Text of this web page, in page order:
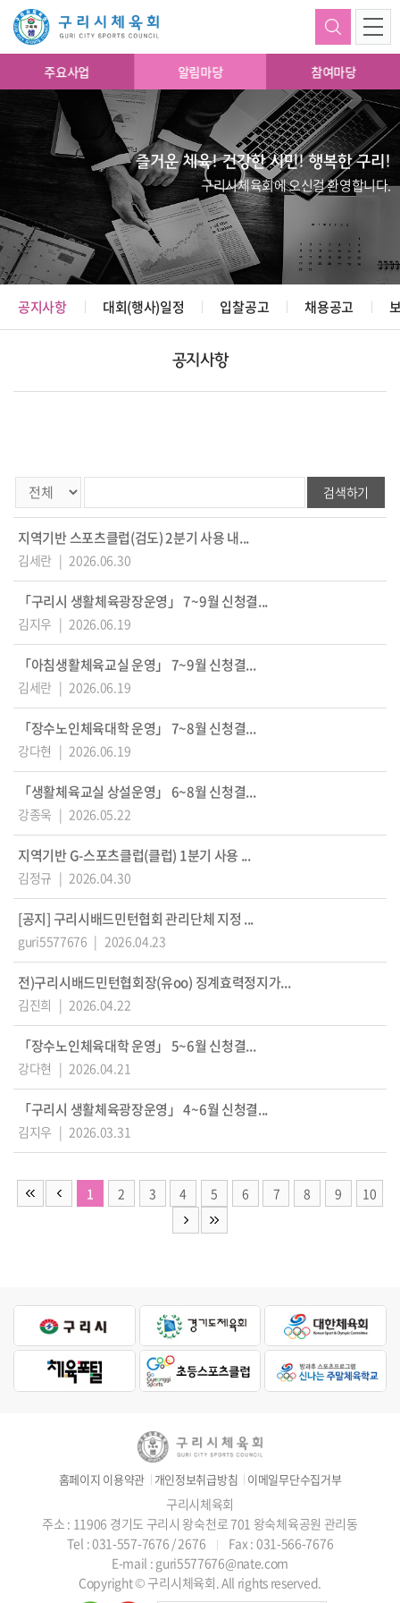
주요사업 알림마당 참여마당
즐거운 체육! 건강한 시민! 행복한 구리!
구리시체육회에 오신걸 환영합니다.
공지사항 대회(행사)일정 입찰공고 채용공고
공지사항
검색하기
지역기반 스포츠클럽(검도) 2분기 사용 내...
김세란 | 2026.06.30
「구리시 생활체육광장운영」 7~9월 신청결...
김지우 | 2026.06.19
「아침생활체육교실 운영」 7~9월 신청결...
김세란 | 2026.06.19
「장수노인체육대학 운영」 7~8월 신청결...
강다현 | 2026.06.19
「생활체육교실 상설운영」 6~8월 신청결...
강종욱 | 2026.05.22
지역기반 G-스포츠클럽(클럽) 1분기 사용 ...
김정규 | 2026.04.30
[공지] 구리시배드민턴협회 관리단체 지정 ...
guri5577676 | 2026.04.23
전)구리시배드민턴협회장(유oo) 징계효력정지가...
김진희 | 2026.04.22
「장수노인체육대학 운영」 5~6월 신청결...
강다현 | 2026.04.21
「구리시 생활체육광장운영」 4~6월 신청결...
김지우 | 2026.03.31
1 2 3 4 5 6 7 8 9 10
홈페이지 이용약관 개인정보취급방침 이메일무단수집거부
구리시체육회
주소 : 11906 경기도 구리시 왕숙천로 701 왕숙체육공원 관리동
Tel : 031-557-7676 / 2676
Fax : 031-566-7676
E-mail : guri5577676@nate.com
Copyright © 구리시체육회. All rights reserved.